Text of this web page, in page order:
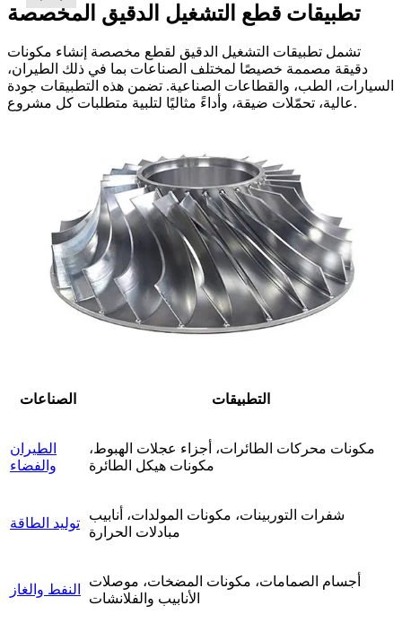
تطبيقات قطع التشغيل الدقيق المخصصة
تشمل تطبيقات التشغيل الدقيق لقطع مخصصة إنشاء مكونات
دقيقة مصممة خصيصًا لمختلف الصناعات بما في ذلك الطيران،
السيارات، الطب، والقطاعات الصناعية. تضمن هذه التطبيقات جودة
عالية، تحمّلات ضيقة، وأداءً مثاليًا لتلبية متطلبات كل مشروع.
الصناعات التطبيقات
الطيران
والفضاء
مكونات محركات الطائرات، أجزاء عجلات الهبوط،
مكونات هيكل الطائرة
توليد الطاقة
شفرات التوربينات، مكونات المولدات، أنابيب
مبادلات الحرارة
النفط والغاز
أجسام الصمامات، مكونات المضخات، موصلات
الأنابيب والفلانشات